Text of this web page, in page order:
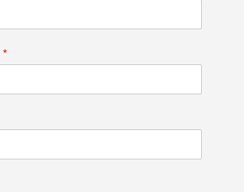
*